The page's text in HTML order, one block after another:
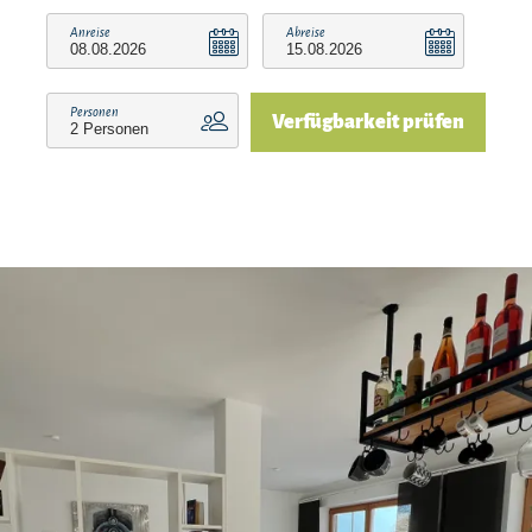
Anreise Abreise
Personen Verfügbarkeit prüfen